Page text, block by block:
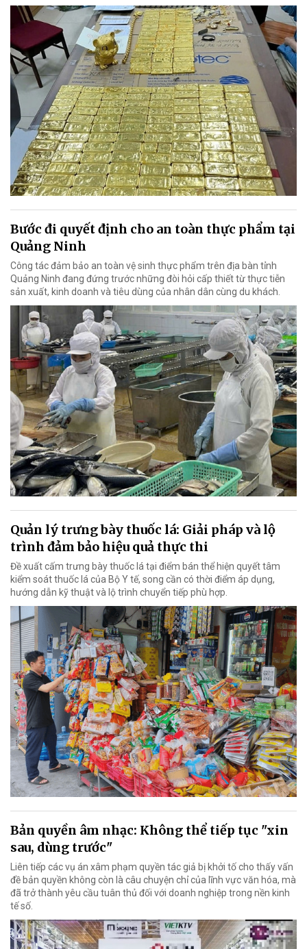
Bước đi quyết định cho an toàn thực phẩm tại
Quảng Ninh
Công tác đảm bảo an toàn vệ sinh thực phẩm trên địa bàn tỉnh
Quảng Ninh đang đứng trước những đòi hỏi cấp thiết từ thực tiễn
sản xuất, kinh doanh và tiêu dùng của nhân dân cùng du khách.
Quản lý trưng bày thuốc lá: Giải pháp và lộ
trình đảm bảo hiệu quả thực thi
Đề xuất cấm trưng bày thuốc lá tại điểm bán thể hiện quyết tâm
kiểm soát thuốc lá của Bộ Y tế, song cần có thời điểm áp dụng,
hướng dẫn kỹ thuật và lộ trình chuyển tiếp phù hợp.
Bản quyền âm nhạc: Không thể tiếp tục "xin
sau, dùng trước"
Liên tiếp các vụ án xâm phạm quyền tác giả bị khởi tố cho thấy vấn
đề bản quyền không còn là câu chuyện chỉ của lĩnh vực văn hóa, mà
đã trở thành yêu cầu tuân thủ đối với doanh nghiệp trong nền kinh
tế số.